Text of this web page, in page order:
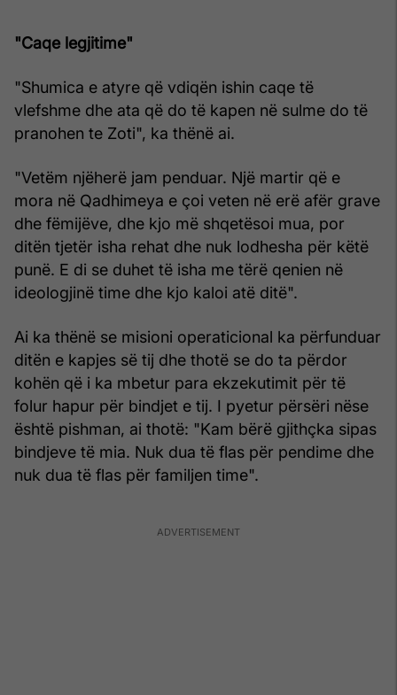
"Caqe legjitime"
"Shumica e atyre që vdiqën ishin caqe të
vlefshme dhe ata që do të kapen në sulme do të
pranohen te Zoti", ka thënë ai.
"Vetëm njëherë jam penduar. Një martir që e
mora në Qadhimeya e çoi veten në erë afër grave
dhe fëmijëve, dhe kjo më shqetësoi mua, por
ditën tjetër isha rehat dhe nuk lodhesha për këtë
punë. E di se duhet të isha me tërë qenien në
ideologjinë time dhe kjo kaloi atë ditë".
Ai ka thënë se misioni operaticional ka përfunduar
ditën e kapjes së tij dhe thotë se do ta përdor
kohën që i ka mbetur para ekzekutimit për të
folur hapur për bindjet e tij. I pyetur përsëri nëse
është pishman, ai thotë: "Kam bërë gjithçka sipas
bindjeve të mia. Nuk dua të flas për pendime dhe
nuk dua të flas për familjen time".